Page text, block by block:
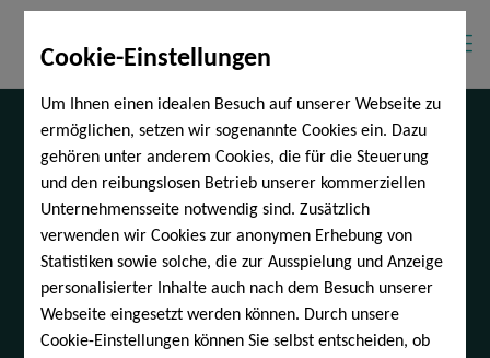
Cookie-Einstellungen
Um Ihnen einen idealen Besuch auf unserer Webseite zu
ermöglichen, setzen wir sogenannte Cookies ein. Dazu
gehören unter anderem Cookies, die für die Steuerung
und den reibungslosen Betrieb unserer kommerziellen
Unternehmensseite notwendig sind. Zusätzlich
verwenden wir Cookies zur anonymen Erhebung von
Statistiken sowie solche, die zur Ausspielung und Anzeige
personalisierter Inhalte auch nach dem Besuch unserer
Webseite eingesetzt werden können. Durch unsere
Cookie-Einstellungen können Sie selbst entscheiden, ob
Was der Krieg in der
Ukraine für ETF-Anleger
bedeutet